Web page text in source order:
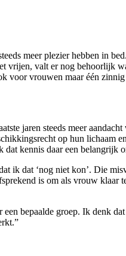
meer plezier hebben in
vrijen, valt er nog behoorlijk
voor vrouwen maar één
jaren steeds meer
op hun lichaam
kennis daar een belangrijk
ik dat ‘nog niet kon’. Die
is om als vrouw klaar
bepaalde groep. Ik denk